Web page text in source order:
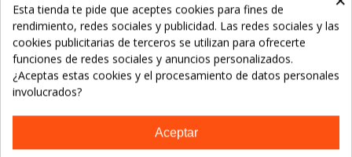
Detalles del producto
LOS CLIENTES QUE ADQUIRIERON ESTE
PRODUCTO TAMBIÉN COMPRARON:
Esta tienda te pide que aceptes cookies para fines de
rendimiento, redes sociales y publicidad. Las redes sociales y las
cookies publicitarias de terceros se utilizan para ofrecerte
funciones de redes sociales y anuncios personalizados.
¿Aceptas estas cookies y el procesamiento de datos personales
involucrados?
Aceptar